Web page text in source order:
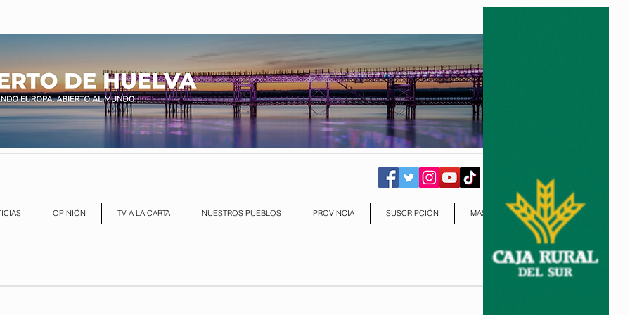
OPINIÓN TV A LA CARTA NUESTROS PUEBLOS PROVINCIA SUSCRIPCIÓN MAS